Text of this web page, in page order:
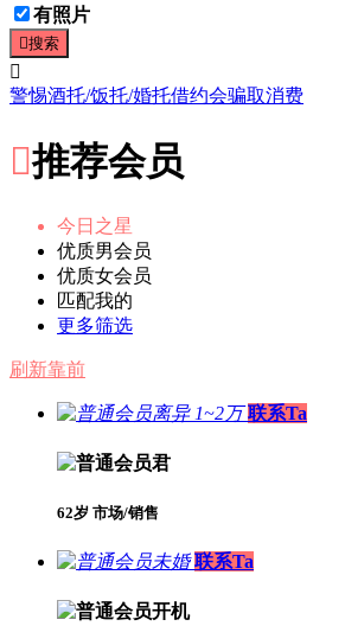
有照片
搜索

警惕酒托/饭托/婚托借约会骗取消费
推荐会员
今日之星
优质男会员
优质女会员
匹配我的
更多筛选
刷新靠前
离异 1~2万联系Ta
君
62岁 市场/销售
未婚联系Ta
开机